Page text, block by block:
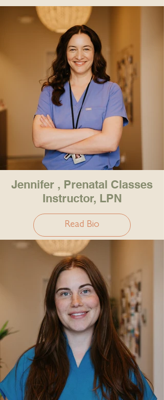
Jennifer , Prenatal Classes
Instructor, LPN
Read Bio